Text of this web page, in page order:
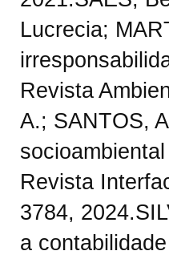
Lucrecia;
Revista
A.; SANTOS,
Revista
3784,
a